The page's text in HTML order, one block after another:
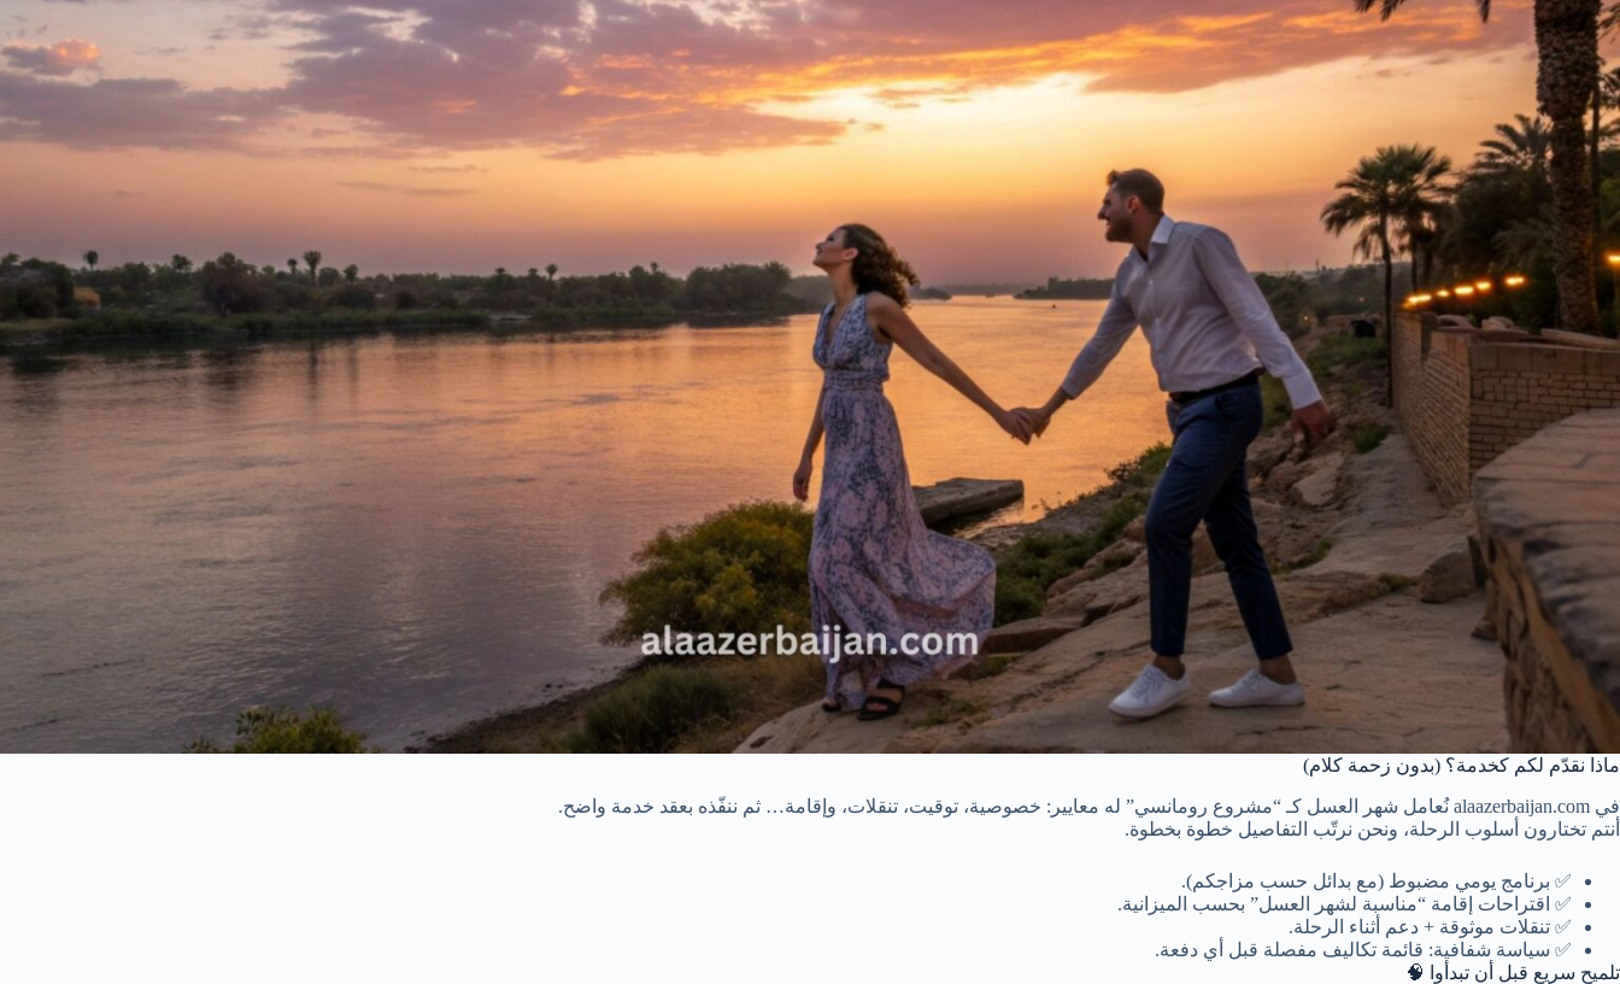
ماذا نقدّم لكم كخدمة؟ (بدون زحمة كلام)
في alaazerbaijan.com نُعامل شهر العسل كـ “مشروع رومانسي” له معايير: خصوصية، توقيت، تنقلات، وإقامة… ثم ننفّذه بعقد خدمة واضح.
أنتم تختارون أسلوب الرحلة، ونحن نرتّب التفاصيل خطوة بخطوة.
✅ برنامج يومي مضبوط (مع بدائل حسب مزاجكم).
✅ اقتراحات إقامة “مناسبة لشهر العسل” بحسب الميزانية.
✅ تنقلات موثوقة + دعم أثناء الرحلة.
✅ سياسة شفافية: قائمة تكاليف مفصلة قبل أي دفعة.
تلميح سريع قبل أن تبدأوا 🧠